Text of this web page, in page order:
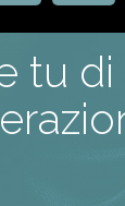
tu